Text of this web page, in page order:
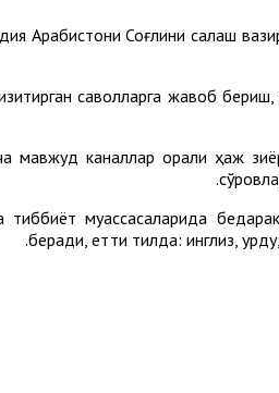
Арабистони Соғлиқни сақлаш
саволларга жавоб
мавжуд каналлар орқали ҳаж
муассасаларида
беради, етти тилда: инглиз,